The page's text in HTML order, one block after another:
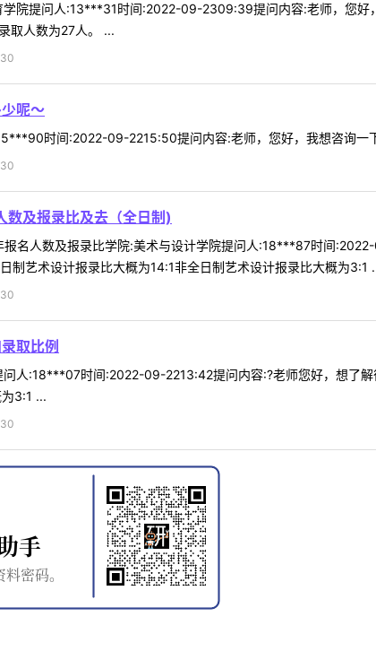
院提问人:13***31时间:2022-09-2309:39提问内容:老师，您好
取人数为27人。 ...
呢～
时间:2022-09-2215:50提问内容:老师，您好，我想咨询一
数及报录比及去（全日制)
名人数及报录比学院:美术与设计学院提问人:18***87时间
制艺术设计报录比大概为14:1非全日制艺术设计报录比大概为3:1
取比例
人:18***07时间:2022-09-2213:42提问内容:?老师您好，想了
3:1 ...